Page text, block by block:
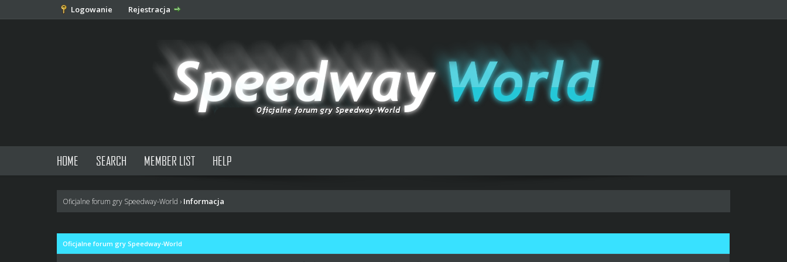
Logowanie Rejestracja
HOME SEARCH MEMBER LIST HELP
Oficjalne forum gry Speedway-World › Informacja
Oficjalne forum gry Speedway-World